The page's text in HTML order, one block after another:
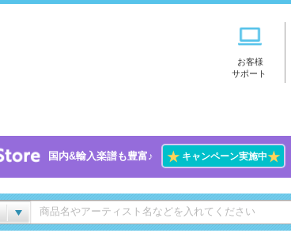
お客様
サポート
国内&輸入楽譜も豊富♪ ★キャンペーン実施中★